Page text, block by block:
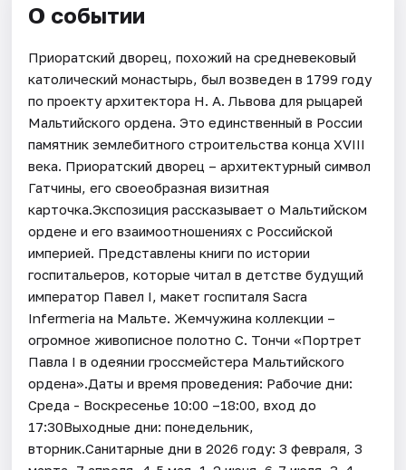
О событии
Приоратский дворец, похожий на средневековый
католический монастырь, был возведен в 1799 году
по проекту архитектора Н. А. Львова для рыцарей
Мальтийского ордена. Это единственный в России
памятник землебитного строительства конца XVIII
века. Приоратский дворец – архитектурный символ
Гатчины, его своеобразная визитная
карточка.Экспозиция рассказывает о Мальтийском
ордене и его взаимоотношениях с Российской
империей. Представлены книги по истории
госпитальеров, которые читал в детстве будущий
император Павел I, макет госпиталя Sacra
Infermeria на Мальте. Жемчужина коллекции –
огромное живописное полотно С. Тончи «Портрет
Павла I в одеянии гроссмейстера Мальтийского
ордена».Даты и время проведения: Рабочие дни:
Среда - Воскресенье 10:00 –18:00, вход до
17:30Выходные дни: понедельник,
вторник.Санитарные дни в 2026 году: З февраля, 3